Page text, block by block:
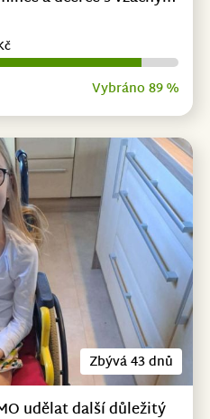
Vybráno 89 %
Zbývá 43 dnů
udělat další důležitý